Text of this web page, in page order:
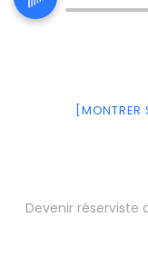
[MONTRER
Devenir réserviste